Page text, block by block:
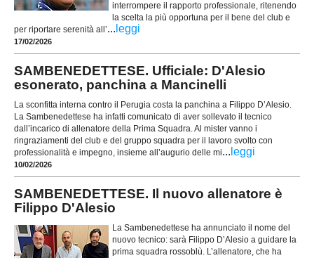
interrompere il rapporto professionale, ritenendo
la scelta la più opportuna per il bene del club e
per riportare serenità all’... leggi
17/02/2026
SAMBENEDETTESE. Ufficiale: D'Alesio
esonerato, panchina a Mancinelli
La sconfitta interna contro il Perugia costa la panchina a Filippo D’Alesio.
La Sambenedettese ha infatti comunicato di aver sollevato il tecnico
dall’incarico di allenatore della Prima Squadra. Al mister vanno i
ringraziamenti del club e del gruppo squadra per il lavoro svolto con
professionalità e impegno, insieme all’augurio delle mi... leggi
10/02/2026
SAMBENEDETTESE. Il nuovo allenatore è
Filippo D'Alesio
La Sambenedettese ha annunciato il nome del
nuovo tecnico: sarà Filippo D’Alesio a guidare la
prima squadra rossoblù. L’allenatore, che ha